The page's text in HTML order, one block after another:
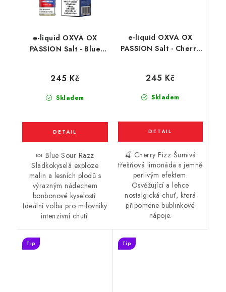
e-liquid OXVA OX
PASSION Salt - Blue
kyselé maliny) 10ml
Skladem
245 Kč
🍬 Blue Sour Razz
Sladkokyselá exploze
malin a lesních plodů s
výrazným nádechem
bonbonové kyselosti.
Ideální volba pro milovníky
intenzivní chuti.
e-liquid OXVA OX
PASSION Salt - Cherry
Skladem
245 Kč
🍒 Cherry Fizz Šumivá
třešňová limonáda s jemně
perlivým efektem.
Osvěžující a lehce
nostalgická chuť, která
připomene bublinkové
nápoje.
Tip Tip